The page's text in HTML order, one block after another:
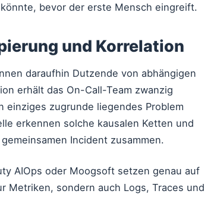
bevor der erste Mensch eingreift.
und Korrelation
daraufhin Dutzende von abhängigen
erhält das On-Call-Team zwanzig
einziges zugrunde liegendes Problem
erkennen solche kausalen Ketten und
Incident zusammen.
AIOps oder Moogsoft setzen genau auf
Metriken, sondern auch Logs, Traces und